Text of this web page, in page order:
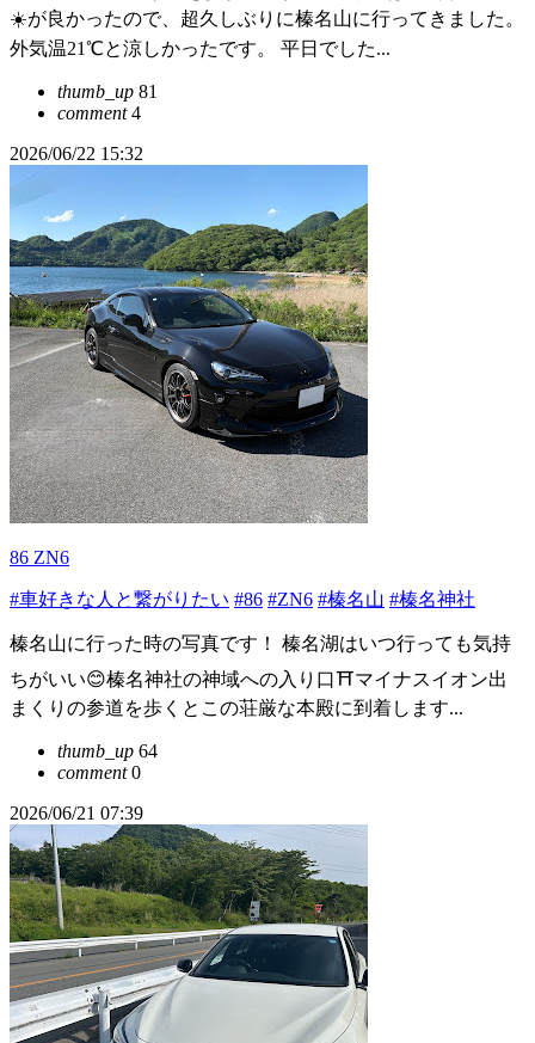
☀️が良かったので、超久しぶりに榛名山に行ってきました。
外気温21℃と涼しかったです。 平日でした...
thumb_up 81
comment4
2026/06/22 15:32
86 ZN6
#車好きな人と繋がりたい #86 #ZN6 #榛名山 #榛名神社
榛名山に行った時の写真です！ 榛名湖はいつ行っても気持
ちがいい😊榛名神社の神域への入り口⛩️マイナスイオン出
まくりの参道を歩くとこの荘厳な本殿に到着します...
thumb_up 64
comment0
2026/06/21 07:39